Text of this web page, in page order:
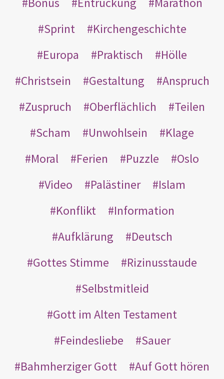
Sprint
Kirchengeschichte
Europa
Praktisch
Hölle
Christsein
Gestaltung
Anspruch
Zuspruch
Oberflächlich
Teilen
Scham
Unwohlsein
Klage
Moral
Ferien Puzzle
Oslo
Video
Palästiner
Islam
Konflikt
Information
Aufklärung
Deutsch
Gottes Stimme
Rizinusstaude
Selbstmitleid
Gott im Alten Testament
Feindesliebe
Sauer
Bahmherziger Gott
Auf Gott hören